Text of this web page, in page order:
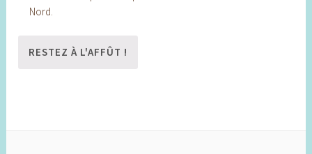
Nord.